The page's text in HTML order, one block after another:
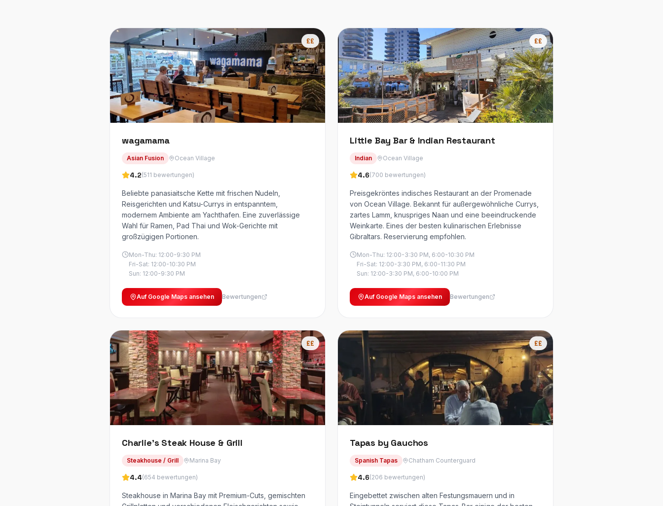
££
wagamama
Asian Fusion Ocean Village
4.2(511 bewertungen)
Beliebte panasiaitsche Kette mit frischen Nudeln,
Reisgerichten und Katsu-Currys in entspanntem,
modernem Ambiente am Yachthafen. Eine zuverlässige
Wahl für Ramen, Pad Thai und Wok-Gerichte mit
großzügigen Portionen.
Mon-Thu: 12:00-9:30 PM
Fri-Sat: 12:00-10:30 PM
Sun: 12:00-9:30 PM
Auf Google Maps ansehen Bewertungen
££
Little Bay Bar & Indian Restaurant
Indian Ocean Village
4.6(700 bewertungen)
Preisgekröntes indisches Restaurant an der Promenade
von Ocean Village. Bekannt für außergewöhnliche Currys,
zartes Lamm, knuspriges Naan und eine beeindruckende
Weinkarte. Eines der besten kulinarischen Erlebnisse
Gibraltars. Reservierung empfohlen.
Mon-Thu: 12:00-3:30 PM, 6:00-10:30 PM
Fri-Sat: 12:00-3:30 PM, 6:00-11:30 PM
Sun: 12:00-3:30 PM, 6:00-10:00 PM
Auf Google Maps ansehen Bewertungen
££
Charlie's Steak House & Grill
Steakhouse / Grill Marina Bay
4.4(654 bewertungen)
Steakhouse in Marina Bay mit Premium-Cuts, gemischten
££
Tapas by Gauchos
Spanish Tapas Chatham Counterguard
4.6(206 bewertungen)
Eingebettet zwischen alten Festungsmauern und in